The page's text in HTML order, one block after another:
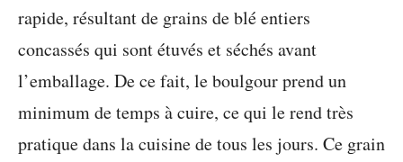
rapide, résultant de grains de blé entiers
concassés qui sont étuvés et séchés avant
l’emballage. De ce fait, le boulgour prend un
minimum de temps à cuire, ce qui le rend très
pratique dans la cuisine de tous les jours. Ce grain